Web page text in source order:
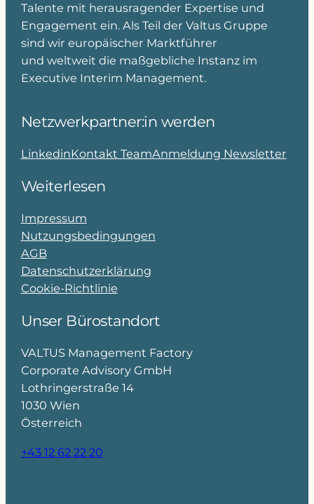
Talente mit herausragender Expertise und
Engagement ein. Als Teil der Valtus Gruppe
sind wir europäischer Marktführer
und weltweit die maßgebliche Instanz im
Executive Interim Management.
Netzwerkpartner:in werden
LinkedinKontakt TeamAnmeldung Newsletter
Weiterlesen
Impressum
Nutzungsbedingungen
AGB
Datenschutzerklärung
Cookie-Richtlinie
Unser Bürostandort
VALTUS Management Factory
Corporate Advisory GmbH
Lothringerstraße 14
1030 Wien
Österreich
+43 12 62 22 20